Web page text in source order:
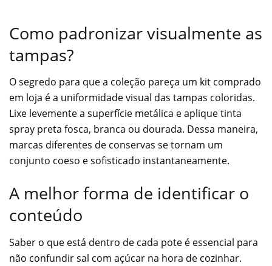
Como padronizar visualmente as
tampas?
O segredo para que a coleção pareça um kit comprado
em loja é a uniformidade visual das tampas coloridas.
Lixe levemente a superfície metálica e aplique tinta
spray preta fosca, branca ou dourada. Dessa maneira,
marcas diferentes de conservas se tornam um
conjunto coeso e sofisticado instantaneamente.
A melhor forma de identificar o
conteúdo
Saber o que está dentro de cada pote é essencial para
não confundir sal com açúcar na hora de cozinhar.